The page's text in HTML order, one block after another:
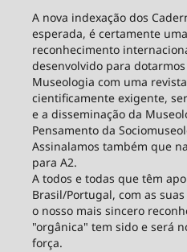
A nova indexação dos
esperada, é certamente
reconhecimento
desenvolvido para
Museologia com uma
cientificamente exigente,
e a disseminação da
Pensamento da
Assinalamos também que
para A2.
A todos e todas que têm
Brasil/Portugal, com as
o nosso mais sincero
"orgânica" tem sido e será
força.